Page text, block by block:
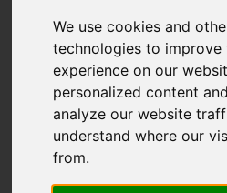
We use cookies and
technologies to improve
experience on our
personalized content
analyze our website
understand where our
from.
Modifier la
produit
POS sur